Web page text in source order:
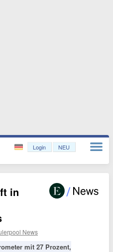
Login NEU
in
News
mit 27 Prozent,